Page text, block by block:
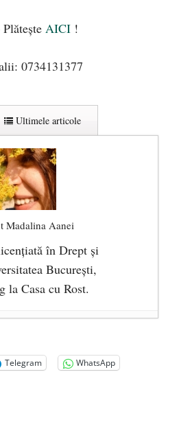
AICI !
0734131377
Ultimele articole
Madalina Aanei
în Drept și
București,
la Casa cu Rost.
copii și părinți în Ianuarie
la început de an - 18
Telegram
WhatsApp